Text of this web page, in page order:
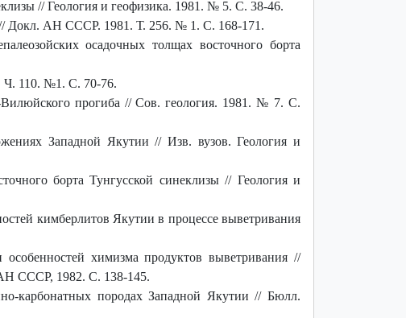
// Геология и геофизика. 1981. № 5. С. 38-46.
// Докл. АН СССР. 1981. Т. 256. № 1. С. 168-171.
осадочных толщах восточного борта
Ч. 110. №1. С. 70-76.
прогиба // Сов. геология. 1981. № 7. С.
Западной Якутии // Изв. вузов. Геология и
борта Тунгусской синеклизы // Геология и
кимберлитов Якутии в процессе выветривания
особенностей химизма продуктов выветривания //
СССР, 1982. С. 138-145.
карбонатных породах Западной Якутии // Бюлл.